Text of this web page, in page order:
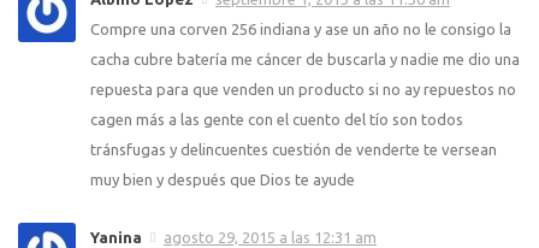
Compre una corven 256 indiana y ase un año no le consigo la
cacha cubre batería me cáncer de buscarla y nadie me dio una
repuesta para que venden un producto si no ay repuestos no
cagen más a las gente con el cuento del tío son todos
tránsfugas y delincuentes cuestión de venderte te versean
muy bien y después que Dios te ayude
Yanina
agosto 29, 2015 a las 12:31 am